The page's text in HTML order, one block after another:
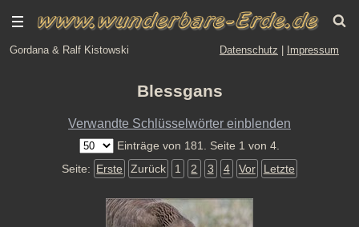
Gordana & Ralf Kistowski Datenschutz Impressum
Blessgans
Verwandte Schlüsselwörter einblenden
Einträge von 181. Seite 1 von 4.
Seite: Erste Zurück 1 2 3 4 Vor Letzte